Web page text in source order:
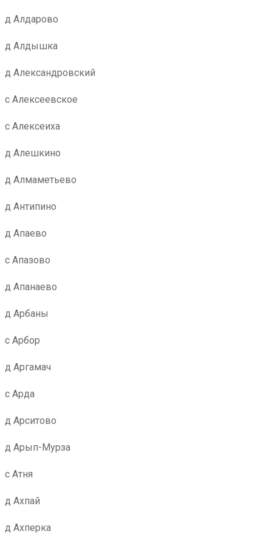
д Алдарово
д Алдышка
д Александровский
с Алексеевское
с Алексеиха
д Алешкино
д Алмаметьево
д Антипино
д Апаево
с Апазово
д Апанаево
д Арбаны
с Арбор
д Аргамач
с Арда
д Арситово
д Арып-Мурза
с Атня
д Ахпай
д Ахперка